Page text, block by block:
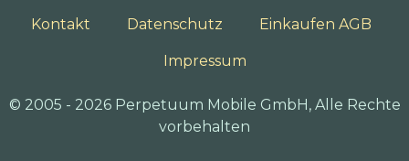
Kontakt Datenschutz Einkaufen AGB
Impressum
© 2005 - 2026 Perpetuum Mobile GmbH, Alle Rechte
vorbehalten